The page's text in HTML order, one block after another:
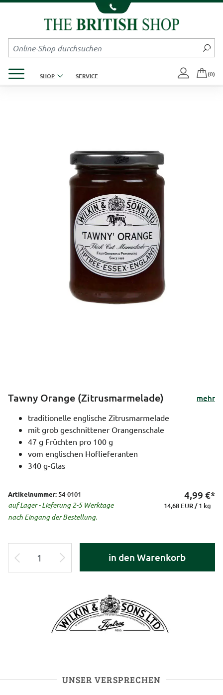
Kompletten Head der Seite überspringen
SHOP SERVICE (0)
Tawny Orange (Zitrusmarmelade)
mehr
traditionelle englische Zitrusmarmelade
mit grob geschnittener Orangenschale
47 g Früchten pro 100 g
vom englischen Hoflieferanten
340 g-Glas
Artikelnummer: 54-0101
auf Lager - Lieferung 2-5 Werktage
nach Eingang der Bestellung.
4,99 €*
14,68 EUR / 1 kg
in den Warenkorb
UNSER VERSPRECHEN